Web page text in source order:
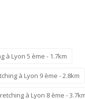
à Lyon 5 ème - 1.7km
à Lyon 9 ème - 2.8km
à Lyon 8 ème -